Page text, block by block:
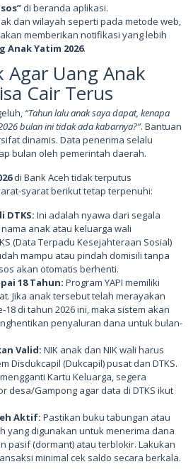
di beranda aplikasi.
dan wilayah seperti pada metode web,
memberikan notifikasi yang lebih
Anak Yatim 2026.
Agar Uang Anak
Cair Terus
“Tahun lalu anak saya dapat, kenapa
bulan ini tidak ada kabarnya?”. Bantuan
dinamis. Data penerima selalu
bulan oleh pemerintah daerah.
di Bank Aceh tidak terputus
syarat berikut tetap terpenuhi:
DTKS: Ini adalah nyawa dari segala
anak atau keluarga wali
(Data Terpadu Kesejahteraan Sosial)
mampu atau pindah domisili tanpa
akan otomatis berhenti.
18 Tahun: Program YAPI memiliki
Jika anak tersebut telah merayakan
di tahun 2026 ini, maka sistem akan
penyaluran dana untuk bulan-
Valid: NIK anak dan NIK wali harus
Disdukcapil (Dukcapil) pusat dan DTKS.
Kartu Keluarga, segera
desa/Gampong agar data di DTKS ikut
Aktif: Pastikan buku tabungan atau
yang digunakan untuk menerima dana
pasif (dormant) atau terblokir. Lakukan
minimal cek saldo secara berkala.